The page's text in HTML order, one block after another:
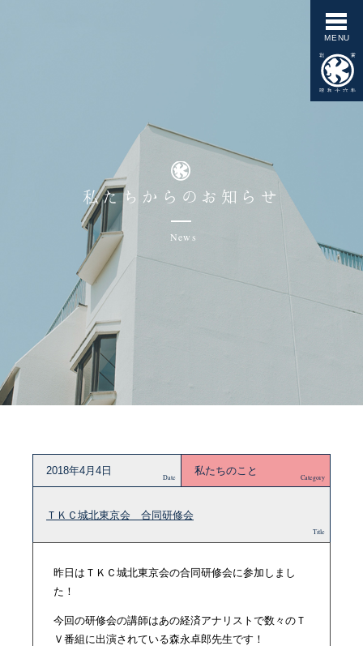
私たちからのお知らせ
News
2018年4月4日
Date
私たちのこと
Category
ＴＫＣ城北東京会 合同研修会
Title
昨日はＴＫＣ城北東京会の合同研修会に参加しまし
た！
今回の研修会の講師はあの経済アナリストで数々のＴ
Ｖ番組に出演されている森永卓郎先生です！